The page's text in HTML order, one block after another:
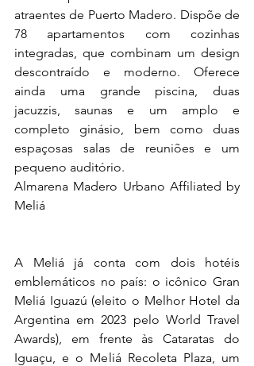
atraentes de Puerto Madero. Dispõe de
78 apartamentos com cozinhas
integradas, que combinam um design
descontraído e moderno. Oferece
ainda uma grande piscina, duas
jacuzzis, saunas e um amplo e
completo ginásio, bem como duas
espaçosas salas de reuniões e um
pequeno auditório.
Almarena Madero Urbano Affiliated by
Meliá
A Meliá já conta com dois hotéis
emblemáticos no país: o icônico Gran
Meliá Iguazú (eleito o Melhor Hotel da
Argentina em 2023 pelo World Travel
Awards), em frente às Cataratas do
Iguaçu, e o Meliá Recoleta Plaza, um